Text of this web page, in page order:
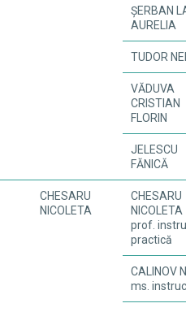
ŞERBAN
AURELIA
TUDOR
VĂDUVA
CRISTIAN
FLORIN
JELESCU
FĂNICĂ
CHESARU
NICOLETA
CHESARU
NICOLETA
prof.
practică
CALINOV
ms.